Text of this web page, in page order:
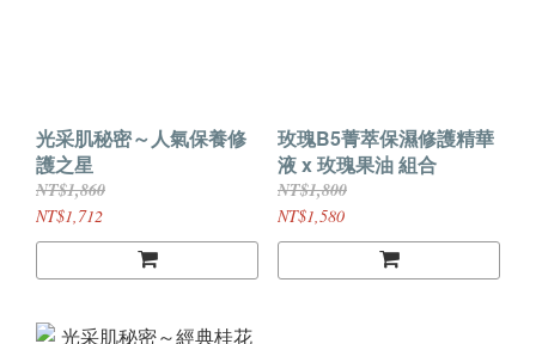
光采肌秘密～人氣保養修
護之星
NT$1,860
NT$1,712
玫瑰B5菁萃保濕修護精華
液 x 玫瑰果油 組合
NT$1,800
NT$1,580